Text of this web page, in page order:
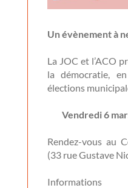
Un évènement à
La JOC et l’ACO
la démocratie,
élections
Vendredi 6
Rendez-vous au
(33 rue Gustave